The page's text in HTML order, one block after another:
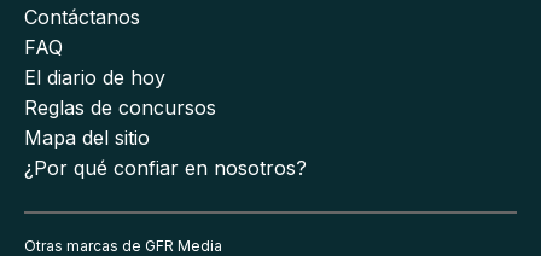
Contáctanos
FAQ
El diario de hoy
Reglas de concursos
Mapa del sitio
¿Por qué confiar en nosotros?
Otras marcas de GFR Media